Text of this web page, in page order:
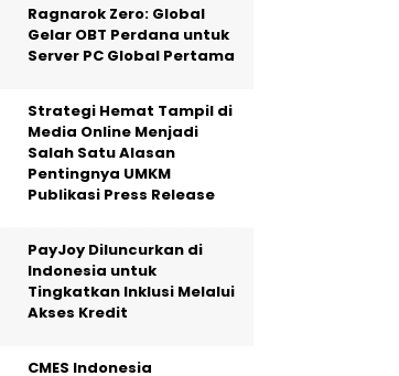
Ragnarok Zero: Global
Gelar OBT Perdana untuk
Server PC Global Pertama
Strategi Hemat Tampil di
Media Online Menjadi
Salah Satu Alasan
Pentingnya UMKM
Publikasi Press Release
PayJoy Diluncurkan di
Indonesia untuk
Tingkatkan Inklusi Melalui
Akses Kredit
CMES Indonesia